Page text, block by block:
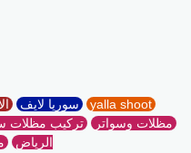
yalla shoot سوريا لايف
مظلات وسواتر تركيب مظلات
الرياض